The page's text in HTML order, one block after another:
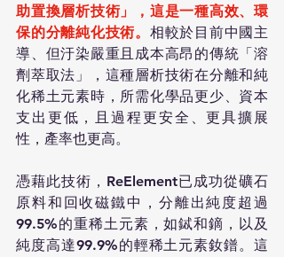
助置換層析技術」，這是一種高效、環
保的分離純化技術。 相較於目前中國主
導、但汙染嚴重且成本高昂的傳統「溶
劑萃取法」，這種層析技術在分離和純
化稀土元素時，所需化學品更少、資本
支出更低，且過程更安全、更具擴展
性，產率也更高。
憑藉此技術，ReElement已成功從礦石
原料和回收磁鐵中，分離出純度超過
99.5%的重稀土元素，如鋱和鏑，以及
純度高達99.9%的輕稀土元素釹鐠。這